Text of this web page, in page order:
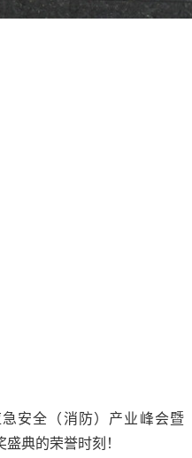
安全（消防）产业峰会暨
盛典的荣誉时刻！